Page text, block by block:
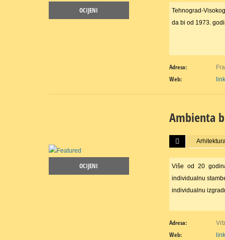
OCIJENI
Tehnograd-
da bi od 1973.
Adresa:
Web: link
OCIJENI
Ambienta
Više od 20
individualnu
individualnu
Adresa:
Web: link